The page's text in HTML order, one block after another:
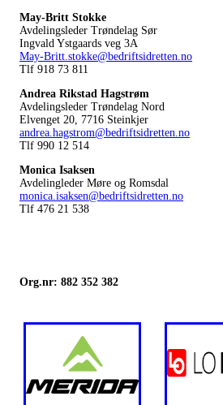
May-Britt Stokke
Avdelingsleder Trøndelag Sør
Ingvald Ystgaards veg 3A
May-Britt.stokke@bedriftsidretten.no
Tlf 918 73 811
Andrea Rikstad Hagstrøm
Avdelingsleder Trøndelag Nord
Elvenget 20, 7716 Steinkjer
andrea.hagstrom@bedriftsidretten.no
Tlf 990 12 514
Monica Isaksen
Avdelingleder Møre og Romsdal
monica.isaksen@bedriftsidretten.no
Tlf 476 21 538
Org.nr: 882 352 382